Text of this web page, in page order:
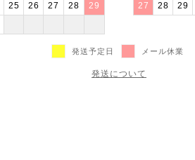
25 26 27 28 29 27 28 29
発送予定日 メール休業
発送について